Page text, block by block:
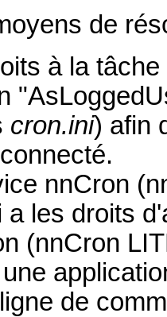
de
à la
cron.ini) afin
nnCron
a les droits
(nnCron
de